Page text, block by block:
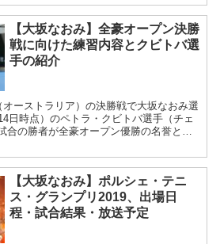
【大坂なおみ】全豪オープン決勝
戦に向けた練習内容とクビトバ選
手の紹介
ーストラリア）の決勝戦で大坂なおみ選
日時点）のペトラ・クビトバ選手（チェ
合の勝者が全豪オープン優勝の名誉と世
【大坂なおみ】ポルシェ・テニ
ス・グランプリ2019、出場日
程・試合結果・放送予定